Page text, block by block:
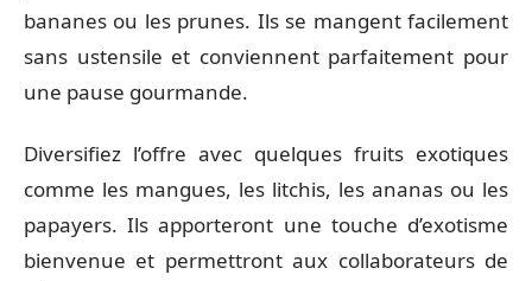
bananes ou les prunes. Ils se mangent facilement
sans ustensile et conviennent parfaitement pour
une pause gourmande.
Diversifiez l’offre avec quelques fruits exotiques
comme les mangues, les litchis, les ananas ou les
papayers. Ils apporteront une touche d’exotisme
bienvenue et permettront aux collaborateurs de